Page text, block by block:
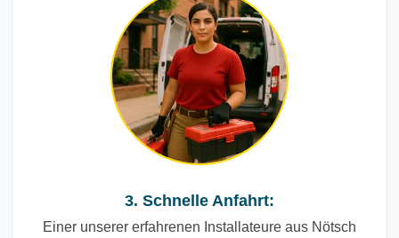
3. Schnelle Anfahrt:
Einer unserer erfahrenen Installateure aus Nötsch